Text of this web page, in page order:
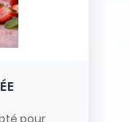
pour